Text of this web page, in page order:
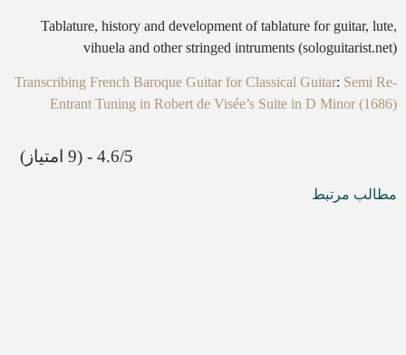
Tablature, history and development of tablature for guitar, lute,
vihuela and other stringed intruments (sologuitarist.net)
Transcribing French Baroque Guitar for Classical Guitar: Semi Re-
Entrant Tuning in Robert de Visée’s Suite in D Minor (1686)
4.6/5 - (9 امتیاز)
مطالب مرتبط